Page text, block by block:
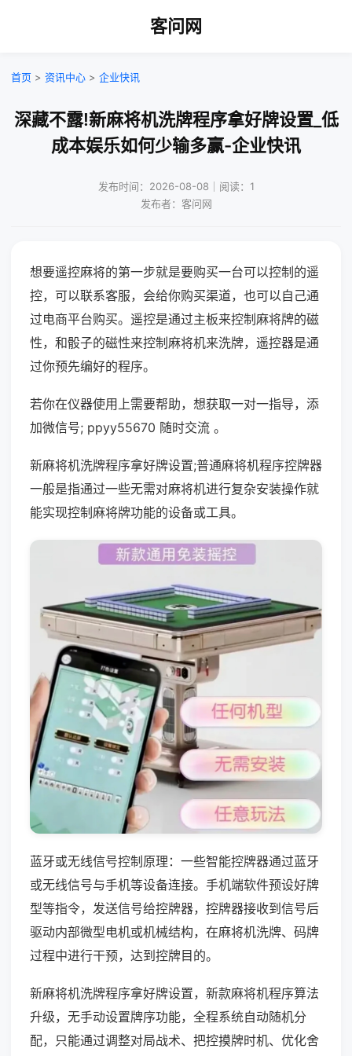
客问网
首页 > 资讯中心 > 企业快讯
深藏不露!新麻将机洗牌程序拿好牌设置_低
成本娱乐如何少输多赢-企业快讯
发布时间：2026-08-08｜阅读：1
发布者：客问网
想要遥控麻将的第一步就是要购买一台可以控制的遥
控，可以联系客服，会给你购买渠道，也可以自己通
过电商平台购买。遥控是通过主板来控制麻将牌的磁
性，和骰子的磁性来控制麻将机来洗牌，遥控器是通
过你预先编好的程序。
若你在仪器使用上需要帮助，想获取一对一指导，添
加微信号; ppyy55670 随时交流 。
新麻将机洗牌程序拿好牌设置;普通麻将机程序控牌器
一般是指通过一些无需对麻将机进行复杂安装操作就
能实现控制麻将牌功能的设备或工具。
蓝牙或无线信号控制原理：一些智能控牌器通过蓝牙
或无线信号与手机等设备连接。手机端软件预设好牌
型等指令，发送信号给控牌器，控牌器接收到信号后
驱动内部微型电机或机械结构，在麻将机洗牌、码牌
过程中进行干预，达到控牌目的。
新麻将机洗牌程序拿好牌设置，新款麻将机程序算法
升级，无手动设置牌序功能，全程系统自动随机分
配，只能通过调整对局战术、把控摸牌时机、优化舍